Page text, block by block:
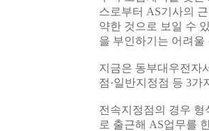
스로부터 AS기사의
약한 것으로 보일 수
을 부인하기는 어려
지금은 동부대우전자
점·일반지정점 등 3
전속지정점의 경우
로 출근해 AS업무를